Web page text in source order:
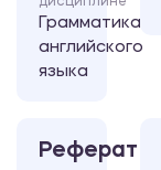
Грамматика
английского
языка
Реферат